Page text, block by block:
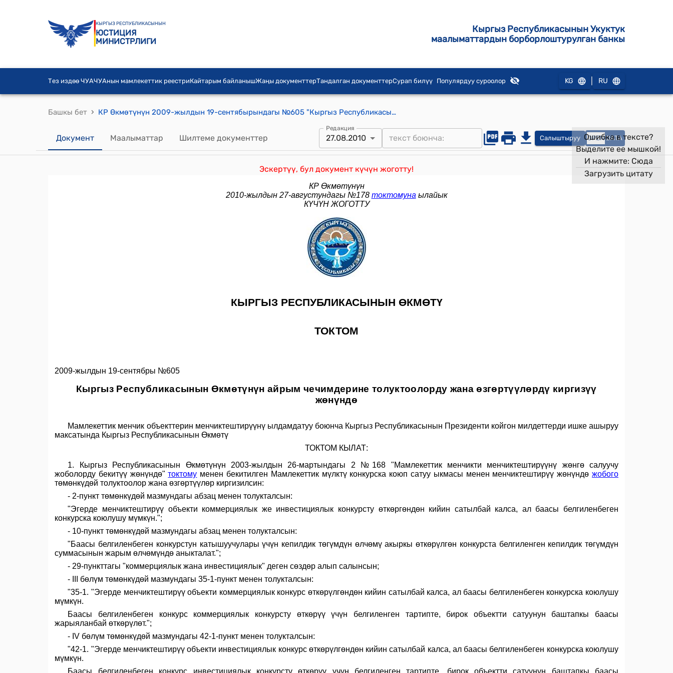
КЫРГЫЗ РЕСПУБЛИКАСЫНЫН
ЮСТИЦИЯ
МИНИСТРЛИГИ
Кыргыз Республикасынын Укуктук
маалыматтардын борборлоштурулган банкы
Тез издөө ЧУАЧУАнын мамлекеттик реестриКайтарым байланышЖаңы документтерТандалган документтерСурап билүү Популярдуу суроолор KG RU
Башкы бет › КР Өкмөтүнүн 2009-жылдын 19-сентябырындагы №605 "Кыргыз Республикасынын Өкмөтүнүн айрым чечимдерине толуктоолорду жана өзгөртүүлөрдү киргизүү жөнүндө" токтому
Документ Маалыматтар Шилтеме документтер
Редакция
27.08.2010 Салыштыруу OPEN DATA
Эскертүү, бул документ күчүн жоготту!
Ошибка в тексте?
Выделите ее мышкой!
И нажмите: Сюда
Загрузить цитату